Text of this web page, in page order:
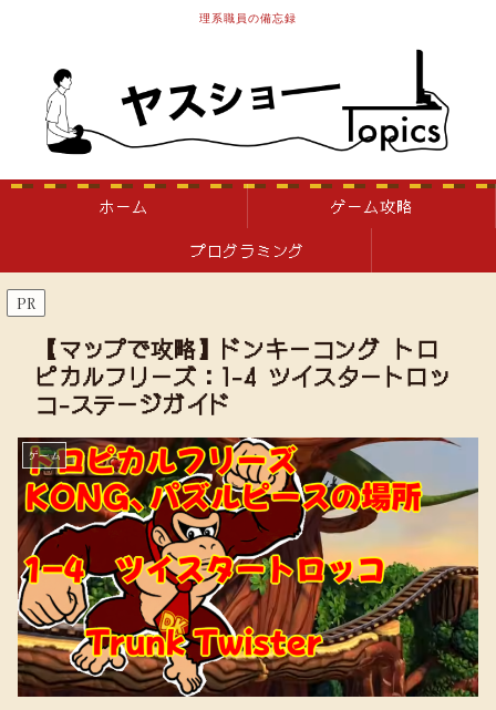
理系職員の備忘録
ホーム
ゲーム攻略
プログラミング
PR
【マップで攻略】ドンキーコング トロ
ピカルフリーズ：1-4 ツイスタートロッ
コ-ステージガイド
ゲーム